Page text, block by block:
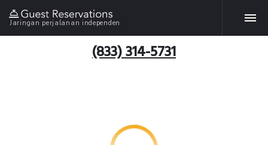
Jaringan perjalanan independen
(833) 314-5731